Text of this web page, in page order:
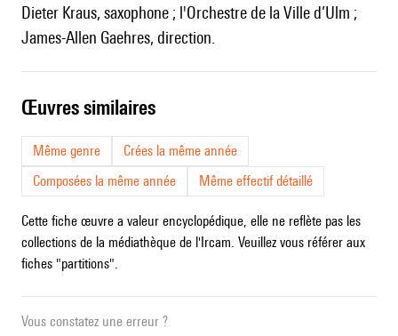
Dieter Kraus, saxophone ; l'Orchestre de la Ville d’Ulm ;
James-Allen Gaehres, direction.
œuvres similaires
Même genre
Crées la même année
Composées la même année
Même effectif détaillé
Cette fiche œuvre a valeur encyclopédique, elle ne reflète pas les
collections de la médiathèque de l'Ircam. Veuillez vous référer aux
fiches "partitions".
Vous constatez une erreur ?